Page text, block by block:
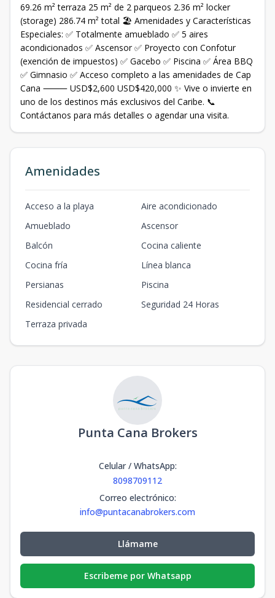
69.26 m² terraza 25 m² de 2 parqueos 2.36 m² locker
(storage) 286.74 m² total 🏖️ Amenidades y Características
Especiales: ✅ Totalmente amueblado ✅ 5 aires
acondicionados ✅ Ascensor ✅ Proyecto con Confotur
(exención de impuestos) ✅ Gacebo ✅ Piscina ✅ Área BBQ
✅ Gimnasio ✅ Acceso completo a las amenidades de Cap
Cana ⸻ USD$2,600 USD$420,000 ✨ Vive o invierte en
uno de los destinos más exclusivos del Caribe. 📞
Contáctanos para más detalles o agendar una visita.
Amenidades
Acceso a la playa
Aire acondicionado
Amueblado
Ascensor
Balcón
Cocina caliente
Cocina fría
Línea blanca
Persianas
Piscina
Residencial cerrado
Seguridad 24 Horas
Terraza privada
Punta Cana Brokers
Celular / WhatsApp:
8098709112
Correo electrónico:
info@puntacanabrokers.com
Llámame
Escribeme por Whatsapp